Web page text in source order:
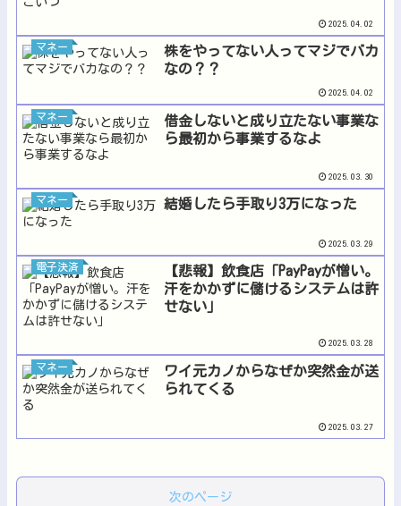
2025.04.02
マネー
株をやってない人ってマジでバカ
なの？？
2025.04.02
マネー
借金しないと成り立たない事業な
ら最初から事業するなよ
2025.03.30
マネー 結婚したら手取り3万になった
2025.03.29
電子決済
【悲報】飲食店「PayPayが憎い。
汗をかかずに儲けるシステムは許
せない」
2025.03.28
マネー
ワイ元カノからなぜか突然金が送
られてくる
2025.03.27
次のページ